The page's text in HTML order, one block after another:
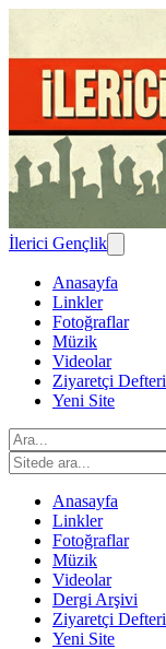
İlerici Gençlik
Anasayfa
Linkler
Fotoğraflar
Müzik
Videolar
Ziyaretçi Defteri
Yeni Site
Anasayfa
Linkler
Fotoğraflar
Müzik
Videolar
Dergi Arşivi
Ziyaretçi Defteri
Yeni Site